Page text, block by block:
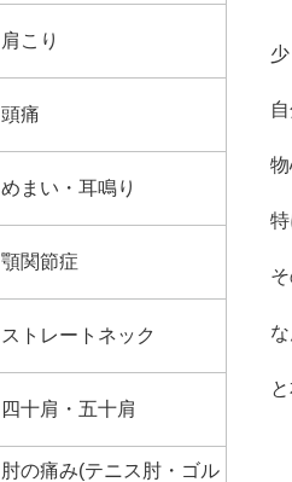
肩こり
頭痛
めまい・耳鳴り
顎関節症
ストレートネック
四十肩・五十肩
肘の痛み(テニス肘・ゴル